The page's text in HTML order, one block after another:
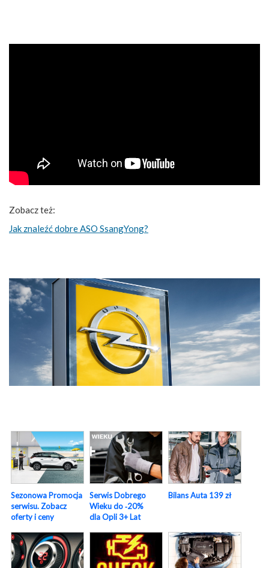
Zobacz też:
Jak znaleźć dobre ASO SsangYong?
Sezonowa Promocja
serwisu. Zobacz
oferty i ceny
Serwis Dobrego
Wieku do ‑20%
dla Opli 3+ Lat
Bilans Auta 139 zł